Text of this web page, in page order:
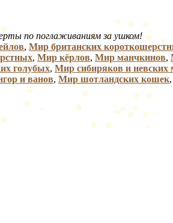
по поглаживаниям за ушком!
, Мир британских
, Мир кёрлов, Мир манчкинов,
голубых, Мир сибиряков и невских
и ванов, Мир шотландских кошек,